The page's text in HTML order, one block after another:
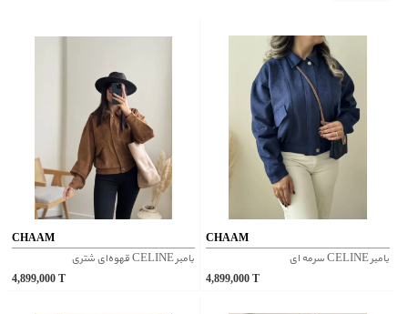
CHAAM
بامبر CELINE قهوه‌ای شتری
4,899,000T
CHAAM
بامبر CELINE سرمه ای
4,899,000 T